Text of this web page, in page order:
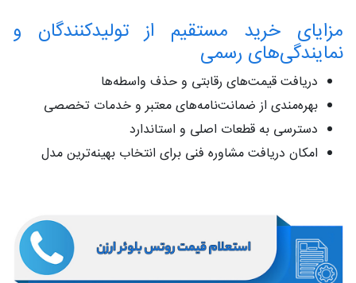
مزایای خرید مستقیم از تولیدکنندگان و
نمایندگی‌های رسمی
دریافت قیمت‌های رقابتی و حذف واسطه‌ها
بهره‌مندی از ضمانت‌نامه‌های معتبر و خدمات تخصصی
دسترسی به قطعات اصلی و استاندارد
امکان دریافت مشاوره فنی برای انتخاب بهینه‌ترین مدل